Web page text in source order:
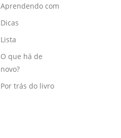
Aprendendo com
Dicas
Lista
O que há de
novo?
Por trás do livro